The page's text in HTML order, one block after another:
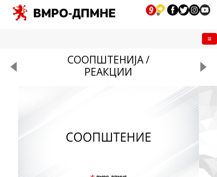
СООПШТЕНИЈА /
РЕАКЦИИ